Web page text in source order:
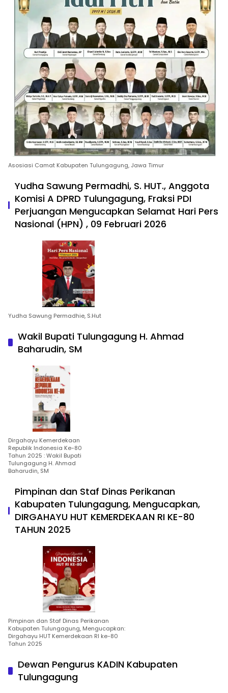
Asosiasi Camat Kabupaten Tulungagung, Jawa Timur
Yudha Sawung Permadhi, S. HUT., Anggota
Komisi A DPRD Tulungagung, Fraksi PDI
Perjuangan Mengucapkan Selamat Hari Pers
Nasional (HPN) , 09 Februari 2026
Yudha Sawung Permadhie, S.Hut
Wakil Bupati Tulungagung H. Ahmad
Baharudin, SM
Dirgahayu Kemerdekaan
Republik Indonesia Ke-80
Tahun 2025 : Wakil Bupati
Tulungagung H. Ahmad
Baharudin, SM
Pimpinan dan Staf Dinas Perikanan
Kabupaten Tulungagung, Mengucapkan,
DIRGAHAYU HUT KEMERDEKAAN RI KE-80
TAHUN 2025
Pimpinan dan Staf Dinas Perikanan
Kabupaten Tulungagung, Mengucapkan:
Dirgahayu HUT Kemerdekaan RI ke-80
Tahun 2025
Dewan Pengurus KADIN Kabupaten
Tulungagung